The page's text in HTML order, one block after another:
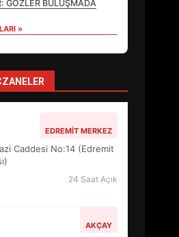
GÖZLER BULUŞMADA
»
EDREMIT MERKEZ
Caddesi No:14 (Edremit
24 Saat Açık
AKÇAY
MÜZELERİNDE
UZATILDI: NE DEĞİŞTİ?
SATRANÇ